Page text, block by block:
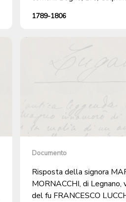
Gandria, Isone, Melide,
Signora, Soragno, Viganello.
1789-1806
Documento
Risposta della signora
MORNACCHI, di Legnano,
del fu FRANCESCO